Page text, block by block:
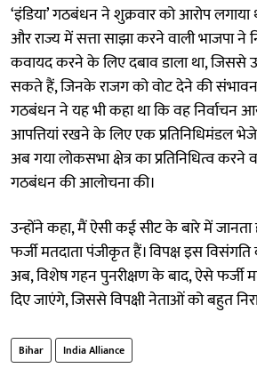
‘इंडिया’ गठबंधन ने शुक्रवार को आरोप
और राज्य में सत्ता साझा करने वाली भाजपा ने
कवायद करने के लिए दबाव डाला था, जिससे
सकते हैं, जिनके राजग को वोट देने की संभावना
गठबंधन ने यह भी कहा था कि वह निर्वाचन
आपत्तियां रखने के लिए एक प्रतिनिधिमंडल
अब गया लोकसभा क्षेत्र का प्रतिनिधित्व करने
गठबंधन की आलोचना की।
उन्होंने कहा, मैं ऐसी कई सीट के बारे में
फर्जी मतदाता पंजीकृत हैं। विपक्ष इस
अब, विशेष गहन पुनरीक्षण के बाद, ऐसे फर्जी
दिए जाएंगे, जिससे विपक्षी नेताओं को बहुत
Bihar India Alliance